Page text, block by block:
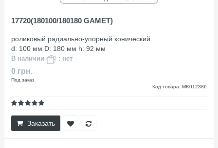
17720(180100/180180 GAMET)
роликовый радиально-упорный конический
d: 100 мм D: 180 мм h: 92 мм
В наличии : нет
0 грн.
Под заказ
Код товара: MK012386
Заказать